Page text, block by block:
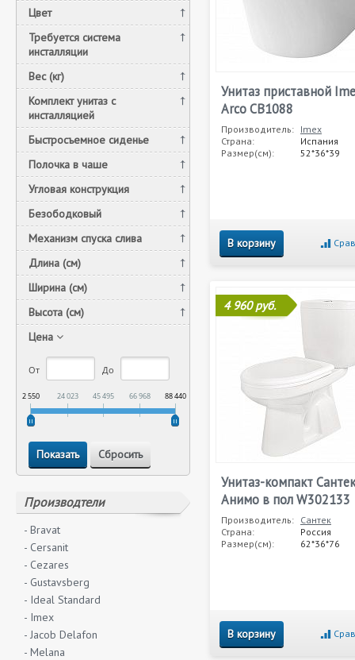
Цвет
Требуется система
инсталляции
Вес (кг)
Комплект унитаз c
инсталляцией
Быстросъемное сиденье
Полочка в чаше
Угловая конструкция
Безободковый
Механизм спуска слива
Длина (см)
Ширина (см)
Высота (см)
Цена
От До
2 550 24 023 45 495 66 968 88 440
Производтели
- Bravat
- Cersanit
- Cezares
- Gustavsberg
- Ideal Standard
- Imex
- Jacob Delafon
- Melana
Унитаз приставной
Arco CB1088
Производитель: Imex
Страна:
Испания
Размер(см):
52*36*39
В корзину
4 960 руб.
Унитаз-компакт Сантек
Анимо в пол W302133
Производитель: Сантек
Страна:
Россия
Размер(см):
62*36*76
В корзину